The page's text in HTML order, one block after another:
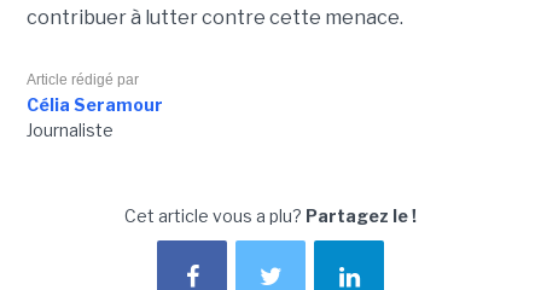
contribuer à lutter contre cette menace.
Article rédigé par
Célia Seramour
Journaliste
Cet article vous a plu? Partagez le !